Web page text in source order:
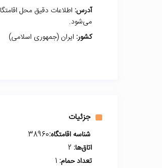
آدرس: اطلاعات دقیق محل
می‌شود.
کشور: ایران (جمهوری اسلامی)
جزئیات
شناسه اقامتگاه:38960
اتاق‌ها:
تعداد حمام: